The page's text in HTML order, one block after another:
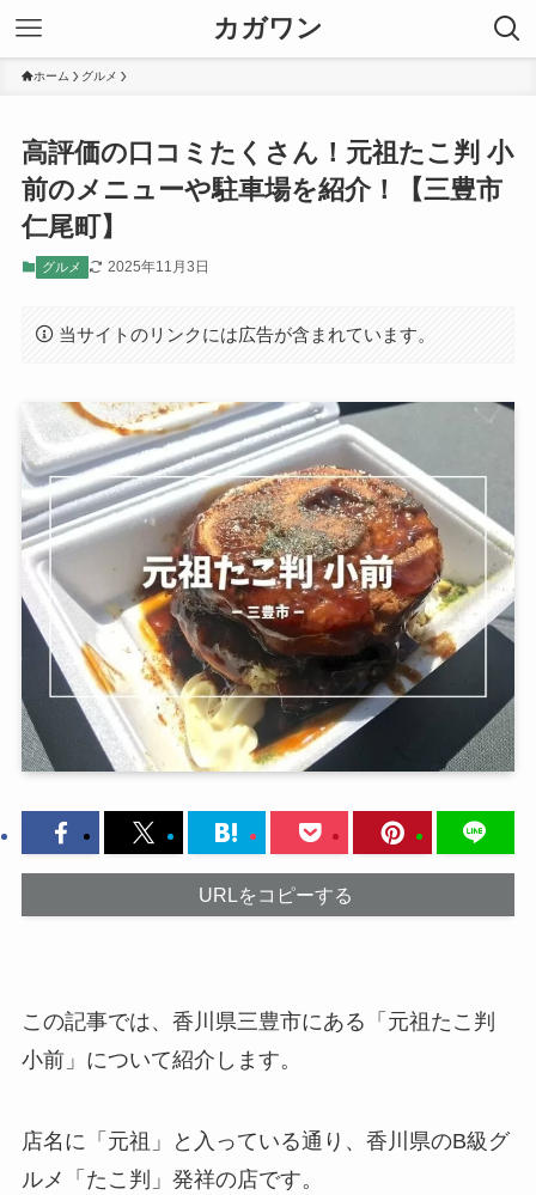
カガワン
ホーム グルメ
高評価の口コミたくさん！元祖たこ判 小
前のメニューや駐車場を紹介！【三豊市
仁尾町】
グルメ 2025年11月3日
当サイトのリンクには広告が含まれています。
URLをコピーする
この記事では、香川県三豊市にある「元祖たこ判
小前」について紹介します。
店名に「元祖」と入っている通り、香川県のB級グ
ルメ「たこ判」発祥の店です。